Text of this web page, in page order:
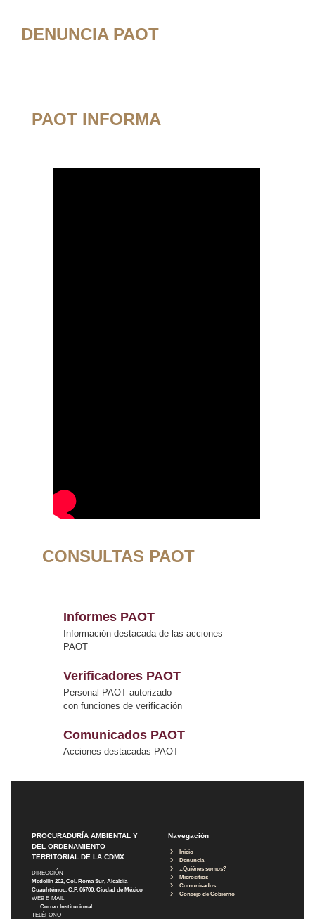
DENUNCIA PAOT
PAOT INFORMA
CONSULTAS PAOT
Informes PAOT
Información destacada de las acciones
PAOT
Verificadores PAOT
Personal PAOT autorizado
con funciones de verificación
Comunicados PAOT
Acciones destacadas PAOT
PROCURADURÍA AMBIENTAL Y
DEL ORDENAMIENTO
TERRITORIAL DE LA CDMX
DIRECCIÓN
Medellín 202, Col. Roma Sur, Alcaldía
Cuauhtémoc, C.P. 06700, Ciudad de México
WEB E-MAIL
Correo Institucional
TELÉFONO
Navegación
Inicio
Denuncia
¿Quiénes somos?
Micrositios
Comunicados
Consejo de Gobierno